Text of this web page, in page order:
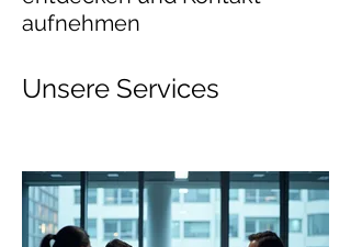
aufnehmen
Unsere Services